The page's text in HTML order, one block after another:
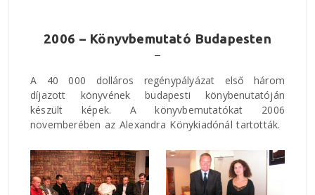
2006 – Könyvbemutató Budapesten
A 40 000 dolláros regénypályázat első három
díjazott könyvének budapesti könybenutatóján
készült képek. A könyvbemutatókat 2006
novemberében az Alexandra Könykiadónál tartották.